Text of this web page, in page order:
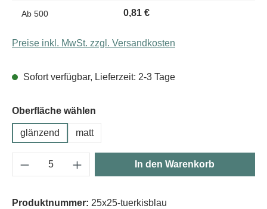
Ab 500 0,81 €
Preise inkl. MwSt. zzgl. Versandkosten
Sofort verfügbar, Lieferzeit: 2-3 Tage
Oberfläche wählen
glänzend matt
Produkt Anzahl: Gib den gewünschten
In den Warenkorb
Produktnummer: 25x25-tuerkisblau